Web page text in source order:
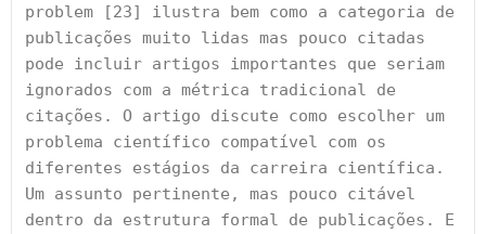
problem [23] ilustra bem como a categoria de
publicações muito lidas mas pouco citadas
pode incluir artigos importantes que seriam
ignorados com a métrica tradicional de
citações. O artigo discute como escolher um
problema científico compatível com os
diferentes estágios da carreira científica.
Um assunto pertinente, mas pouco citável
dentro da estrutura formal de publicações. E